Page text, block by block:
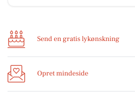
Send en gratis lykønskning
Opret mindeside